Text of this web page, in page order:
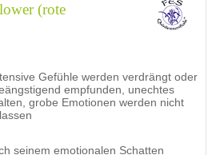
(rote
Gefühle werden verdrängt oder
empfunden, unechtes
grobe Emotionen werden nicht
seinem emotionalen Schatten